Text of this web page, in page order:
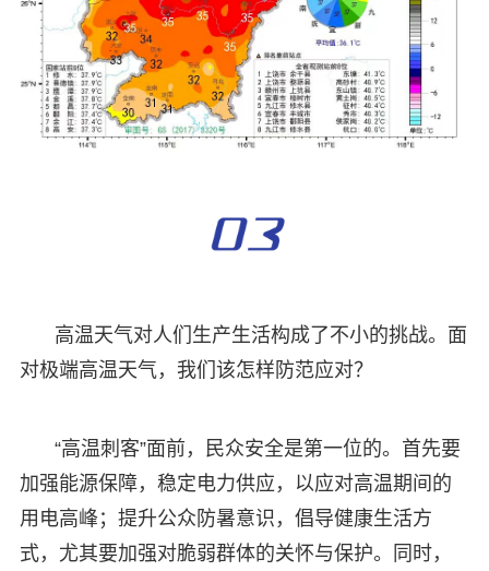
高温天气对人们生产生活构成了不小的挑战。面
对极端高温天气，我们该怎样防范应对？
“高温刺客”面前，民众安全是第一位的。首先要
加强能源保障，稳定电力供应，以应对高温期间的
用电高峰；提升公众防暑意识，倡导健康生活方
式，尤其要加强对脆弱群体的关怀与保护。同时，